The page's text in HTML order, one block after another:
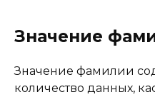
Значение
Значение фамилии
количество данных,